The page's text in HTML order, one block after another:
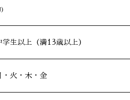
)
学生以上（満13歳以上）
・火・木・金